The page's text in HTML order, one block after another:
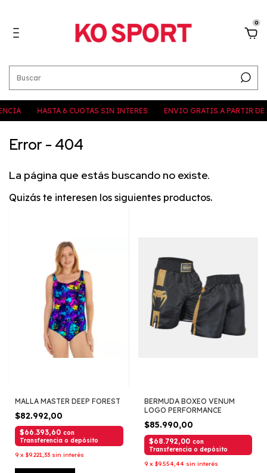
0
HASTA 6 CUOTAS SIN INTERES ENVIO GRATIS A PARTIR DE
Error - 404
La página que estás buscando no existe.
Quizás te interesen los siguientes productos.
MALLA MASTER DEEP FOREST
$82.992,00
$66.393,60 con
Transferencia o depósito
9 x $9.221,33 sin interés
BERMUDA BOXEO VENUM
LOGO PERFORMANCE
$85.990,00
$68.792,00 con
Transferencia o depósito
9 x $9.554,44 sin interés